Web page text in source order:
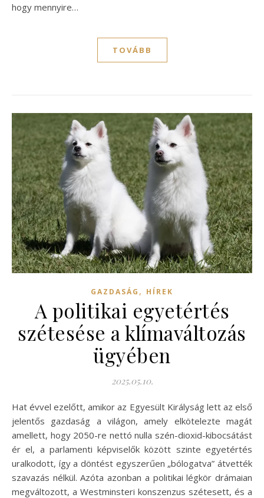
hogy mennyire…
TOVÁBB
GAZDASÁG , HÍREK
A politikai egyetértés
szétesése a klímaváltozás
ügyében
2025.05.10.
Hat évvel ezelőtt, amikor az Egyesült Királyság lett az első
jelentős gazdaság a világon, amely elkötelezte magát
amellett, hogy 2050-re nettó nulla szén-dioxid-kibocsátást
ér el, a parlamenti képviselők között szinte egyetértés
uralkodott, így a döntést egyszerűen „bólogatva” átvették
szavazás nélkül. Azóta azonban a politikai légkör drámaian
megváltozott, a Westminsteri konszenzus szétesett, és a